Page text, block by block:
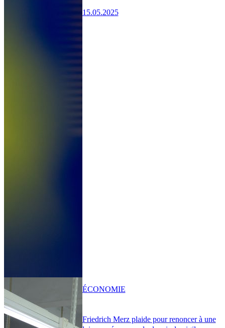
15.05.2025
Friedrich Merz plaide pour renoncer à une
ÉCONOMIE